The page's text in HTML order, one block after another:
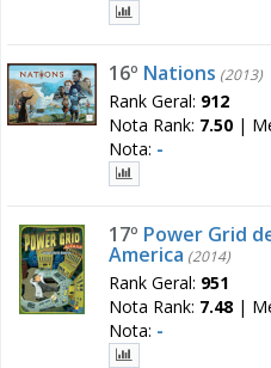
16º Nations (2013)
Rank Geral: 912
Nota Rank: 7.50 |
Nota: -
17º Power Grid
America (2014)
Rank Geral: 951
Nota Rank: 7.48 |
Nota: -